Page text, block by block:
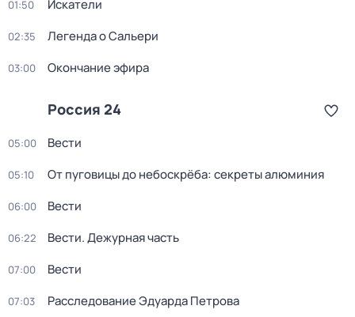
01:50 Искатели
02:35 Легенда о Сальери
03:00 Окончание эфира
Россия 24
05:00 Вести
05:10 От пуговицы до небоскрёба: секреты алюминия
06:00 Вести
06:22 Вести. Дежурная часть
07:00 Вести
07:03 Расследование Эдуарда Петрова